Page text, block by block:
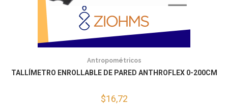
Antropométricos
TALLÍMETRO ENROLLABLE DE PARED ANTHROFLEX 0-200CM
$16,72